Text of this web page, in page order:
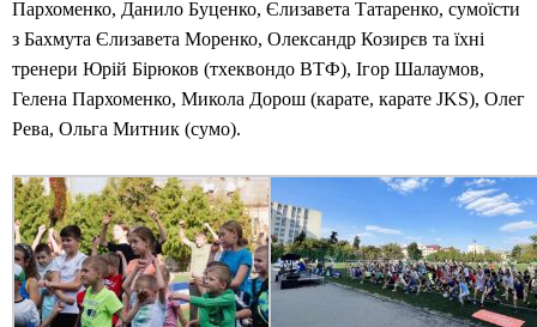
Пархоменко, Данило Буценко, Єлизавета Татаренко, сумоїсти
з Бахмута Єлизавета Моренко, Олександр Козирєв та їхні
тренери Юрій Бірюков (тхеквондо ВТФ), Ігор Шалаумов,
Гелена Пархоменко, Микола Дорош (карате, карате JKS), Олег
Рева, Ольга Митник (сумо).